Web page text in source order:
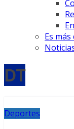
Es
DT
Deportes